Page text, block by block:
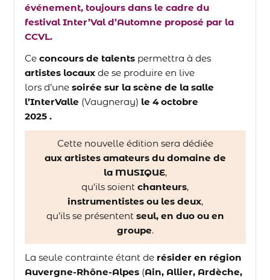
événement, toujours dans le cadre du
festival Inter’Val d’Automne proposé par la
CCVL.
Ce concours de talentspermettra à des
artistes locauxde se produire en live
lors d’une soirée sur la scène de la salle
l’InterValle (Vaugneray) le 4 octobre
2025 .
Cette nouvelle édition sera dédiée
aux artistes amateurs du domaine de
la MUSIQUE,
qu’ils soient chanteurs,
instrumentistes ou les deux,
qu’ils se présentent seul, en duo ou en
groupe.
La seule contrainte étant de résider en région
Auvergne-Rhône-Alpes (Ain, Allier, Ardèche,